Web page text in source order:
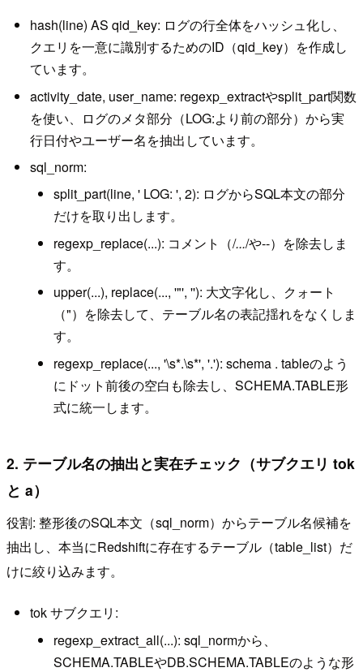
hash(line) AS qid_key: ログの行全体をハッシュ化し、
クエリを一意に識別するためのID（qid_key）を作成し
ています。
activity_date, user_name: regexp_extractやsplit_part関数
を使い、ログのメタ部分（LOG:より前の部分）から実
行日付やユーザー名を抽出しています。
sql_norm:
split_part(line, ' LOG: ', 2): ログからSQL本文の部分
だけを取り出します。
regexp_replace(...): コメント（/.../や--）を除去しま
す。
upper(...), replace(..., '"', ''): 大文字化し、クォート
（"）を除去して、テーブル名の表記揺れをなくしま
す。
regexp_replace(..., '\s*.\s*', '.'): schema . tableのよう
にドット前後の空白も除去し、SCHEMA.TABLE形
式に統一します。
2. テーブル名の抽出と実在チェック（サブクエリ tok
と a）
役割: 整形後のSQL本文（sql_norm）からテーブル名候補を
抽出し、本当にRedshiftに存在するテーブル（table_list）だ
けに絞り込みます。
tok サブクエリ:
regexp_extract_all(...): sql_normから、
SCHEMA.TABLEやDB.SCHEMA.TABLEのような形